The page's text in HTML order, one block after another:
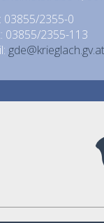
03855/2355-0
03855/2355-113
gde@krieglach.gv.at